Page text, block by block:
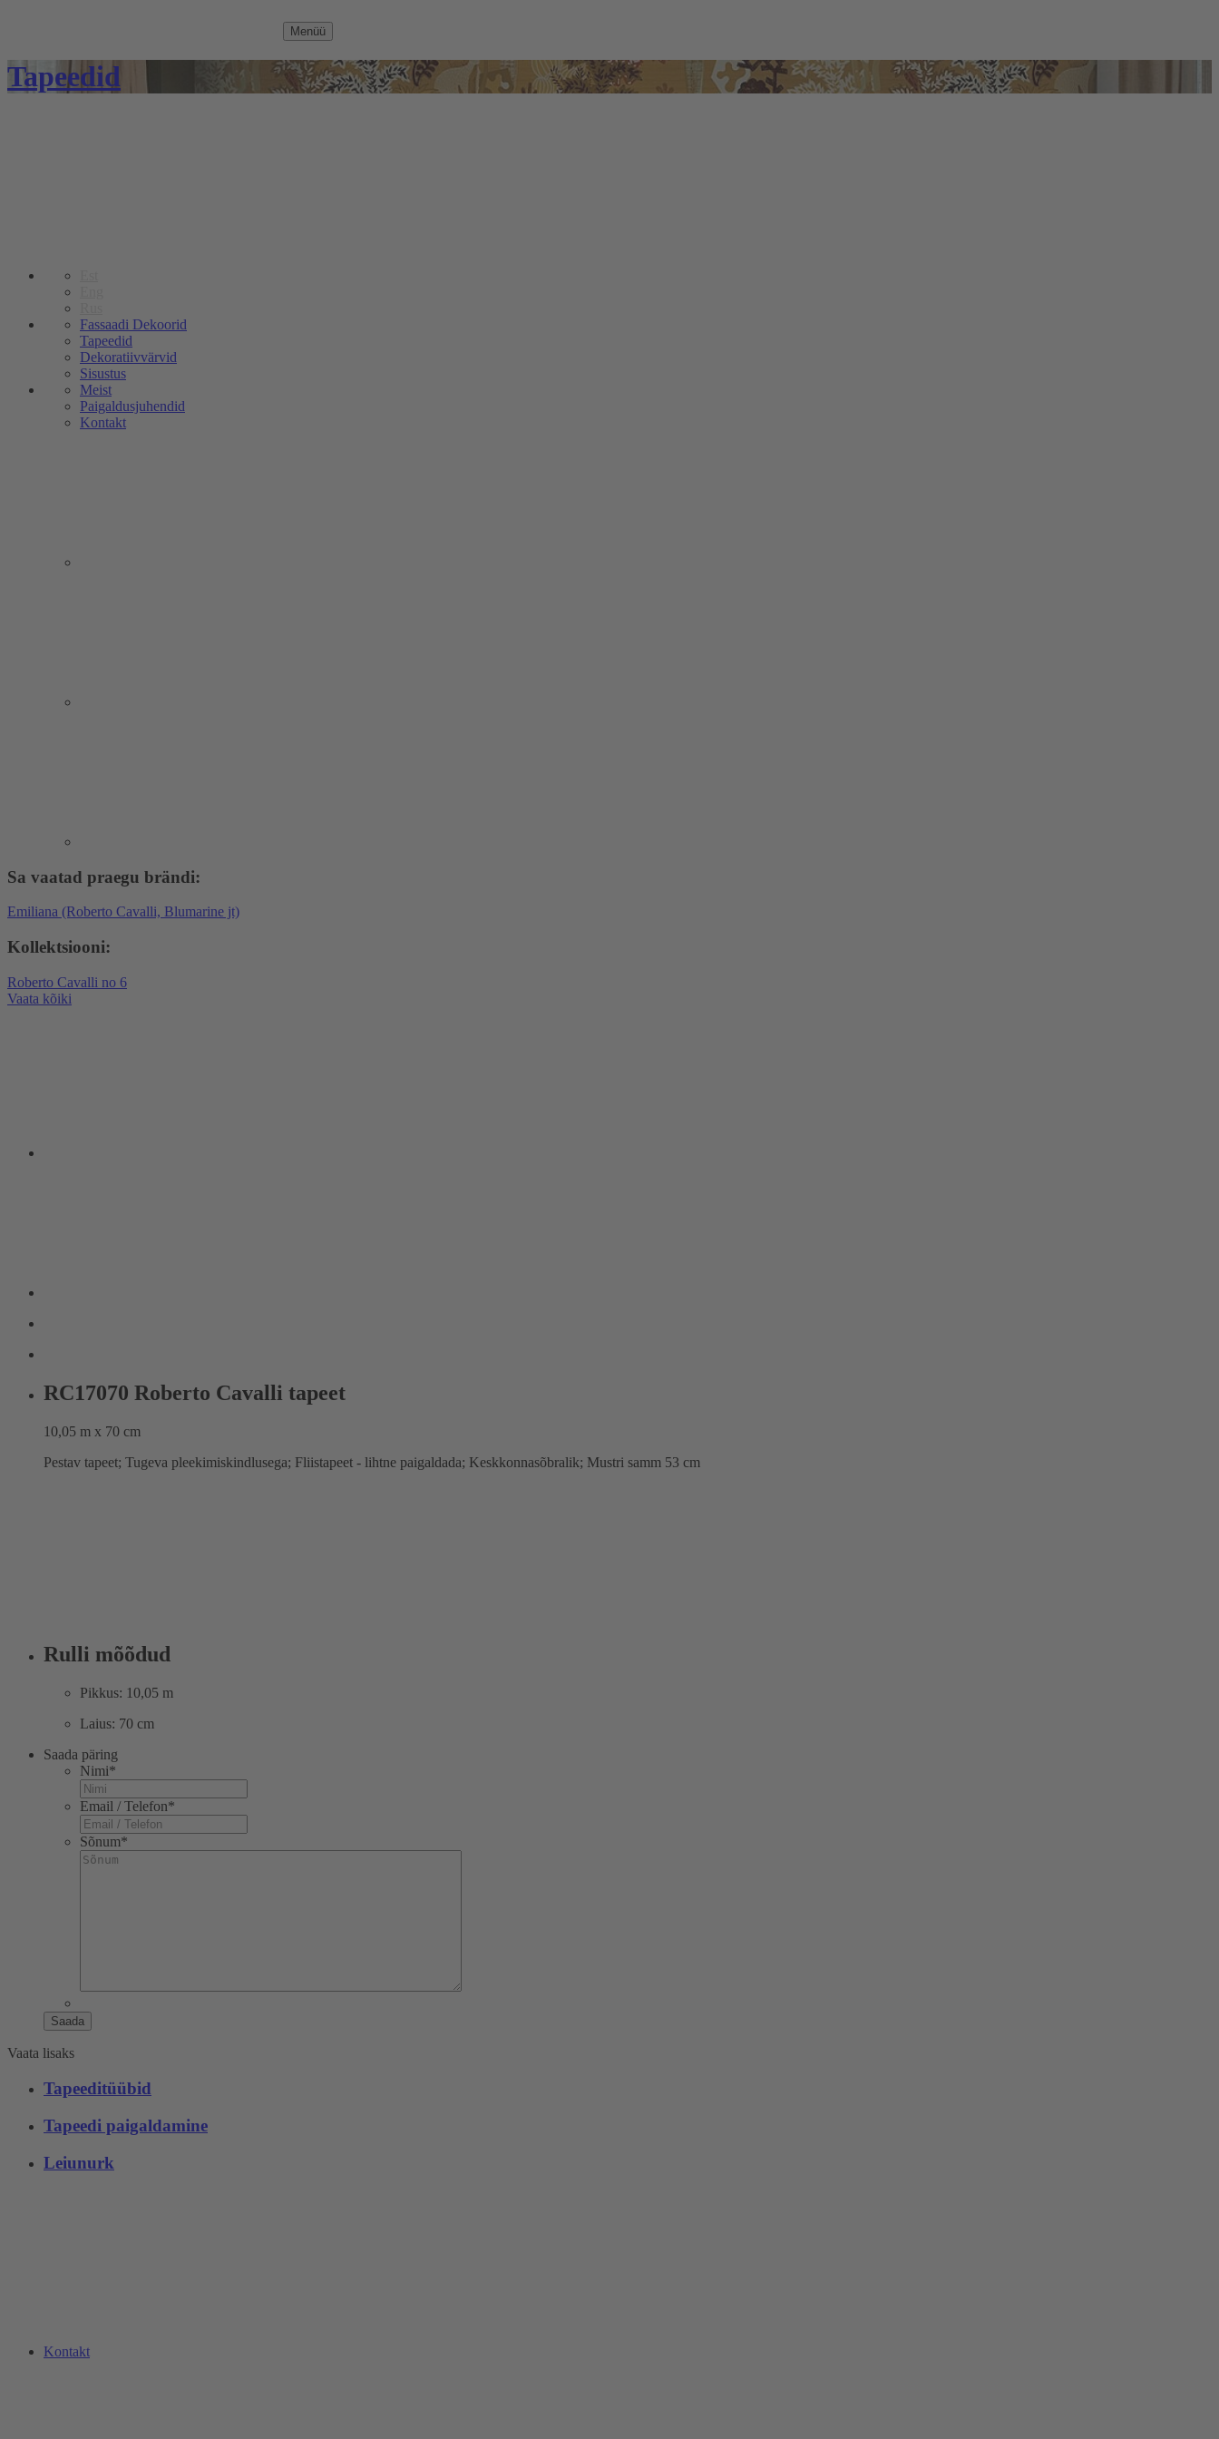
Menüü
Tapeedid
Fassaadi Dekoorid
Tapeedid
Dekoratiivvärvid
Sisustus
Meist
Paigaldusjuhendid
Kontakt
Sa vaatad praegu brändi:
Emiliana (Roberto Cavalli, Blumarine jt)
Kollektsiooni:
Roberto Cavalli no 6
Vaata kõiki
RC17070 Roberto Cavalli tapeet
10,05 m x 70 cm
Pestav tapeet; Tugeva pleekimiskindlusega; Fliistapeet - lihtne paigaldada; Keskkonnasõbralik; Mustri samm 53 cm
Rulli mõõdud
Pikkus: 10,05 m
Laius: 70 cm
Saada päring
Nimi*
Email / Telefon*
Sõnum*
Saada
Vaata lisaks
Tapeeditüübid
Tapeedi paigaldamine
Leiunurk
Kontakt